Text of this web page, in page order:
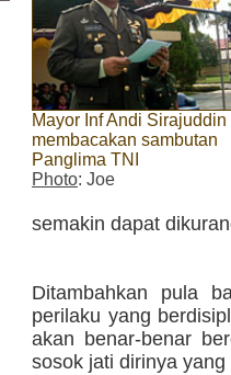
Mayor Inf Andi Sirajuddin
membacakan sambutan
Panglima TNI
Photo: Joe
semakin dapat
Ditambahkan pula
perilaku yang
akan benar-benar
sosok jati dirinya yang